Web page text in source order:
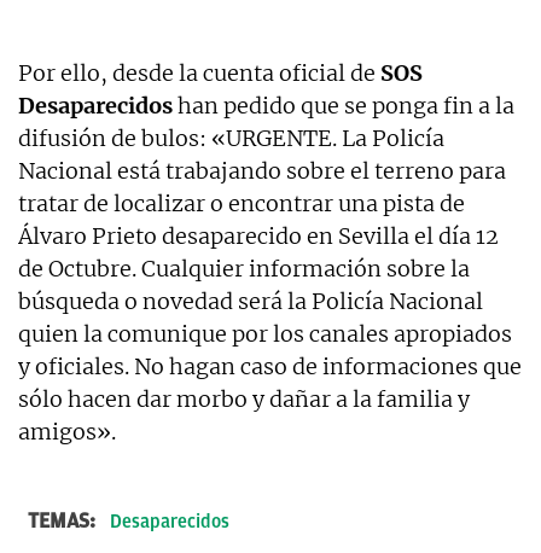
Por ello, desde la cuenta oficial de SOS
Desaparecidoshan pedido que se ponga fin a la
difusión de bulos: «URGENTE. La Policía
Nacional está trabajando sobre el terreno para
tratar de localizar o encontrar una pista de
Álvaro Prieto desaparecido en Sevilla el día 12
de Octubre. Cualquier información sobre la
búsqueda o novedad será la Policía Nacional
quien la comunique por los canales apropiados
y oficiales. No hagan caso de informaciones que
sólo hacen dar morbo y dañar a la familia y
amigos».
TEMAS: Desaparecidos